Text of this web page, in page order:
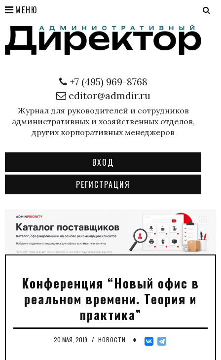
МЕНЮ
+7 (495) 969-8768
editor@admdir.ru
Журнал для руководителей и сотрудников
административных и хозяйственных отделов,
других корпоративных менеджеров
ВХОД
РЕГИСТРАЦИЯ
Конференция “Новый офис в
реальном времени. Теория и
практика”
20 МАЯ, 2019 / НОВОСТИ ♦